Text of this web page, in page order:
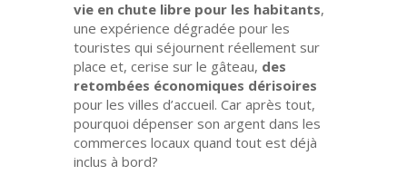
vie en chute libre pour les habitants,
une expérience dégradée pour les
touristes qui séjournent réellement sur
place et, cerise sur le gâteau, des
retombées économiques dérisoires
pour les villes d’accueil. Car après tout,
pourquoi dépenser son argent dans les
commerces locaux quand tout est déjà
inclus à bord?